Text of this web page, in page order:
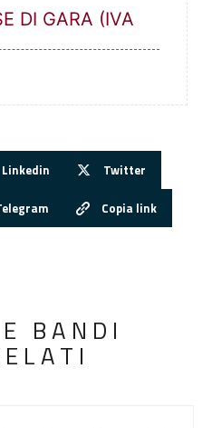
DI GARA (IVA
Linkedin Twitter
Copia link
BANDI